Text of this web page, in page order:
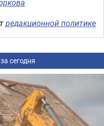
редакционной политике
сегодня